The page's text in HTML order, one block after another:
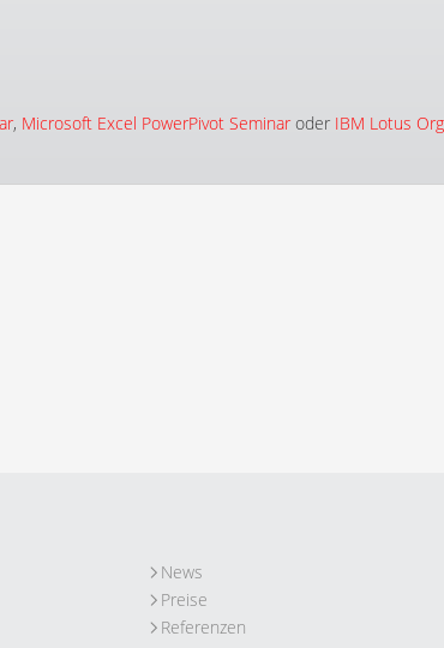
, Microsoft Excel PowerPivot Seminar oder IBM Lotus
News
Preise
Referenzen